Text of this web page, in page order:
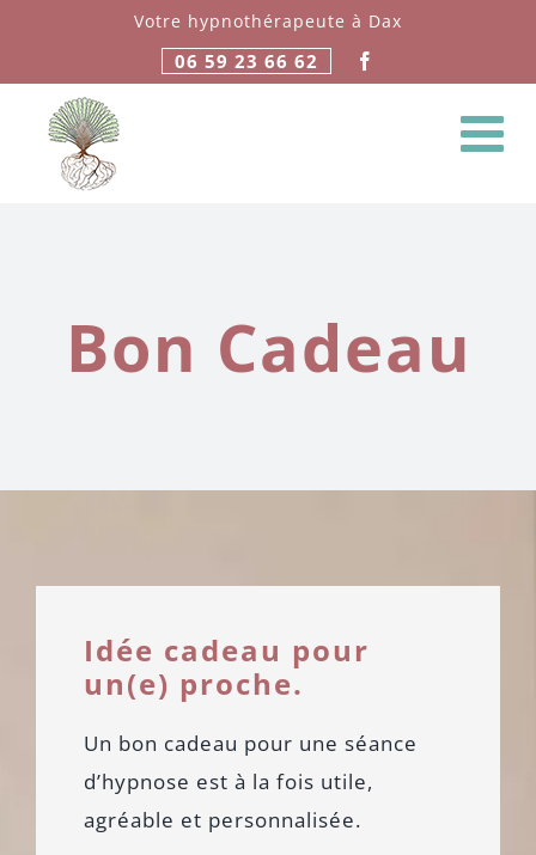
contenu
Votre hypnothérapeute à Dax
06 59 23 66 62
Bon Cadeau
Idée cadeau pour
un(e) proche.
Un bon cadeau pour une séance
d’hypnose est à la fois utile,
agréable et personnalisée.